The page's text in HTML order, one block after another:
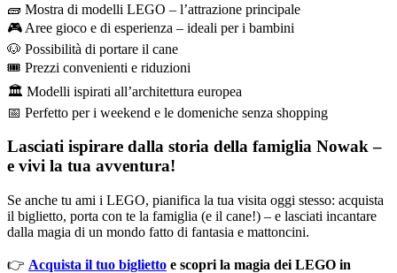
🧱 Mostra di modelli LEGO – l’attrazione principale
🎮 Aree gioco e di esperienza – ideali per i bambini
🐶 Possibilità di portare il cane
🎟️ Prezzi convenienti e riduzioni
🏛️ Modelli ispirati all’architettura europea
📅 Perfetto per i weekend e le domeniche senza shopping
Lasciati ispirare dalla storia della famiglia Nowak –
e vivi la tua avventura!
Se anche tu ami i LEGO, pianifica la tua visita oggi stesso: acquista
il biglietto, porta con te la famiglia (e il cane!) – e lasciati incantare
dalla magia di un mondo fatto di fantasia e mattoncini.
👉 Acquista il tuo biglietto e scopri la magia dei LEGO in